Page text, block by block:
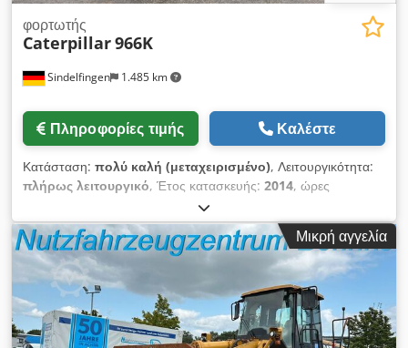
Sindelfingen 1.485 km
φορτωτής
Caterpillar966K
Πληροφορίες τιμής Καλέστε
Κατάσταση: πολύ καλή (μεταχειρισμένο), Λειτουργικότητα:
πλήρως λειτουργικό, Έτος κατασκευής: 2014, ώρες
, * 13.700 ώρες λειτουργίας * Ελαστικά
26.5R25 Dcjdpfsyh Nc Tex Ak Hsk * Άριστη κατάσταση *
Κουβάς 4,5 κ.μ.
Μικρή αγγελία